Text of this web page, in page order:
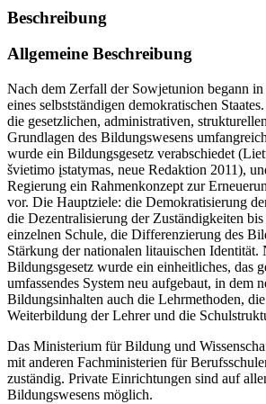
Beschreibung
Allgemeine Beschreibung
Nach dem Zerfall der Sowjetunion begann
eines selbstständigen demokratischen
die gesetzlichen, administrativen,
Grundlagen des Bildungswesens
wurde ein Bildungsgesetz verabschiedet
švietimo įstatymas, neue Redaktion 2011),
Regierung ein Rahmenkonzept zur
vor. Die Hauptziele: die Demokratisierung
die Dezentralisierung der Zuständigkeiten
einzelnen Schule, die Differenzierung des
Stärkung der nationalen litauischen Identität.
Bildungsgesetz wurde ein einheitliches, das
umfassendes System neu aufgebaut, in dem
Bildungsinhalten auch die Lehrmethoden,
Weiterbildung der Lehrer und die
Das Ministerium für Bildung und
mit anderen Fachministerien für
zuständig. Private Einrichtungen sind auf
Bildungswesens möglich.